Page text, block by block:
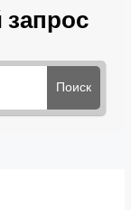
Поиск